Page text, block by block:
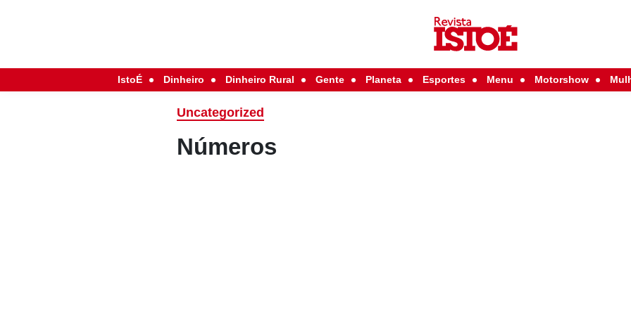
IstoÉ Dinheiro Dinheiro Rural Gente Planeta Esportes Menu Motorshow
Uncategorized
Números